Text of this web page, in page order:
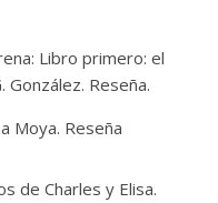
Libro primero: el
González. Reseña.
Moya. Reseña
de Charles y Elisa.